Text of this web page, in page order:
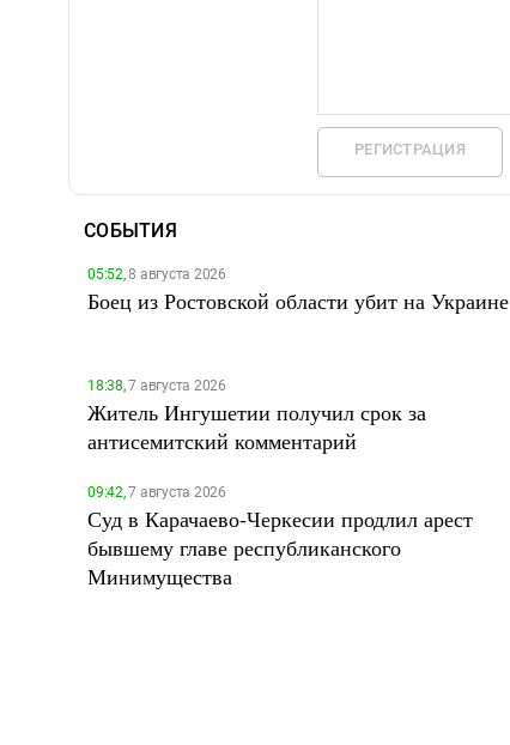
РЕГИСТРАЦИЯ
СОБЫТИЯ
05:52,8 августа 2026
Боец из Ростовской области убит на Украине
18:38,7 августа 2026
Житель Ингушетии получил срок за
антисемитский комментарий
09:42,7 августа 2026
Суд в Карачаево-Черкесии продлил арест
бывшему главе республиканского
Минимущества